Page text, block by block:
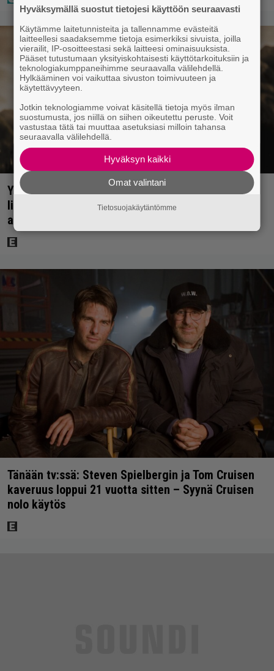
Yöllä tv:ssä: Sotaelokuvan näyttelijät kasvattivat
lihakset nopeasti erikoisella kikalla – IMDb-
arvosana on 7,6
Tänään tv:ssä: Steven Spielbergin ja Tom Cruisen
kaveruus loppui 21 vuotta sitten – Syynä Cruisen
nolo käytös
Hyväksymällä suostut tietojesi käyttöön seuraavasti
Käytämme laitetunnisteita ja tallennamme evästeitä
laitteellesi saadaksemme tietoja esimerkiksi sivuista, joilla
vierailit, IP-osoitteestasi sekä laitteesi ominaisuuksista.
Pääset tutustumaan yksityiskohtaisesti käyttötarkoituksiin ja
teknologiakumppaneihimme seuraavalla välilehdellä.
Hylkääminen voi vaikuttaa sivuston toimivuuteen ja
käytettävyyteen.
Jotkin teknologiamme voivat käsitellä tietoja myös ilman
suostumusta, jos niillä on siihen oikeutettu peruste. Voit
vastustaa tätä tai muuttaa asetuksiasi milloin tahansa
seuraavalla välilehdellä.
Hyväksyn kaikki
Omat valintani
Tietosuojakäytäntömme